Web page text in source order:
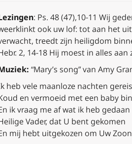
: Ps. 48 (47),10-11 Wij
ook uw lof: tot aan het
treedt zijn heiligdom
2, 14-18 Hij moest in alles
“Mary’s song” van Amy
heb vele maanloze nachten
en vermoeid met een baby
ik vraag me af wat ik heb gedaan
Vader, dat U bent gekomen
mij hebt uitgekozen om Uw